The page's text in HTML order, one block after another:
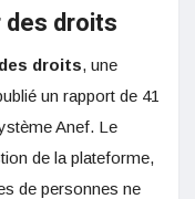
des droits
droits, une
un rapport de 41
Anef. Le
de la plateforme,
de personnes ne